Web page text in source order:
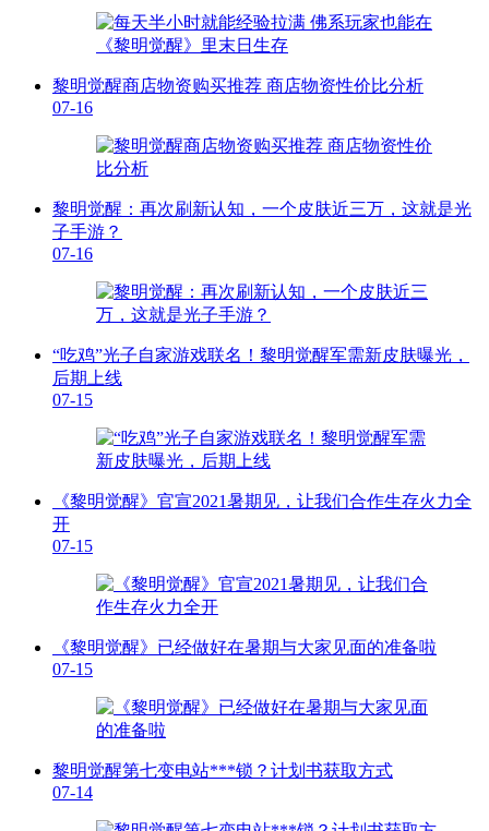
黎明觉醒商店物资购买推荐 商店物资性价比分析
07-16
黎明觉醒：再次刷新认知，一个皮肤近三万，这就是光
子手游？
07-16
“吃鸡”光子自家游戏联名！黎明觉醒军需新皮肤曝光，
后期上线
07-15
《黎明觉醒》官宣2021暑期见，让我们合作生存火力全
开
07-15
《黎明觉醒》已经做好在暑期与大家见面的准备啦
07-15
黎明觉醒第七变电站***锁？计划书获取方式
07-14